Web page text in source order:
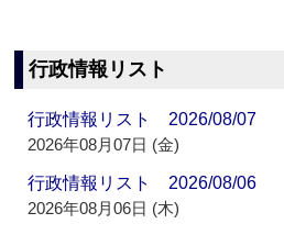
行政情報リスト
行政情報リスト 2026/08/07
2026年08月07日 (金)
行政情報リスト 2026/08/06
2026年08月06日 (木)